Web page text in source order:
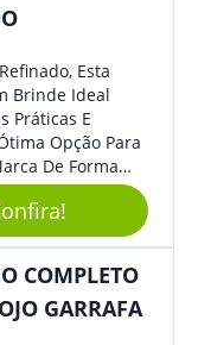
Esta
Brinde Ideal
Práticas E
Opção Para
De Forma
Valor Para
Em Eventos,
Ou Até
COMPLETO
GARRAFA